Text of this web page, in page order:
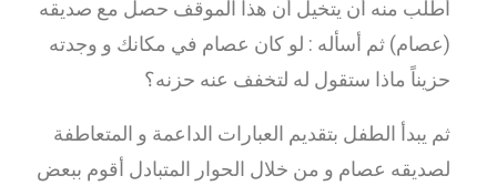
أطلب منه أن يتخيل أن هذا الموقف حصل مع صديقه
(عصام) ثم أسأله : لو كان عصام في مكانك و وجدته
حزيناً ماذا ستقول له لتخفف عنه حزنه؟
ثم يبدأ الطفل بتقديم العبارات الداعمة و المتعاطفة
لصديقه عصام و من خلال الحوار المتبادل أقوم ببعض